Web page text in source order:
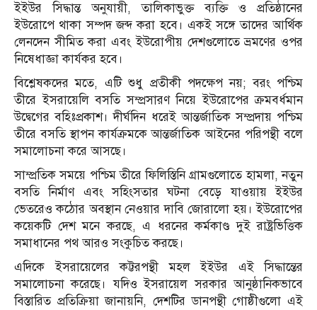
ইইউর সিদ্ধান্ত অনুযায়ী, তালিকাভুক্ত ব্যক্তি ও প্রতিষ্ঠানের
ইউরোপে থাকা সম্পদ জব্দ করা হবে। একই সঙ্গে তাদের আর্থিক
লেনদেন সীমিত করা এবং ইউরোপীয় দেশগুলোতে ভ্রমণের ওপর
নিষেধাজ্ঞা কার্যকর হবে।
বিশ্লেষকদের মতে, এটি শুধু প্রতীকী পদক্ষেপ নয়; বরং পশ্চিম
তীরে ইসরায়েলি বসতি সম্প্রসারণ নিয়ে ইউরোপের ক্রমবর্ধমান
উদ্বেগের বহিঃপ্রকাশ। দীর্ঘদিন ধরেই আন্তর্জাতিক সম্প্রদায় পশ্চিম
তীরে বসতি স্থাপন কার্যক্রমকে আন্তর্জাতিক আইনের পরিপন্থী বলে
সমালোচনা করে আসছে।
সাম্প্রতিক সময়ে পশ্চিম তীরে ফিলিস্তিনি গ্রামগুলোতে হামলা, নতুন
বসতি নির্মাণ এবং সহিংসতার ঘটনা বেড়ে যাওয়ায় ইইউর
ভেতরেও কঠোর অবস্থান নেওয়ার দাবি জোরালো হয়। ইউরোপের
কয়েকটি দেশ মনে করছে, এ ধরনের কর্মকাণ্ড দুই রাষ্ট্রভিত্তিক
সমাধানের পথ আরও সংকুচিত করছে।
এদিকে ইসরায়েলের কট্টরপন্থী মহল ইইউর এই সিদ্ধান্তের
সমালোচনা করেছে। যদিও ইসরায়েল সরকার আনুষ্ঠানিকভাবে
বিস্তারিত প্রতিক্রিয়া জানায়নি, দেশটির ডানপন্থী গোষ্ঠীগুলো এই